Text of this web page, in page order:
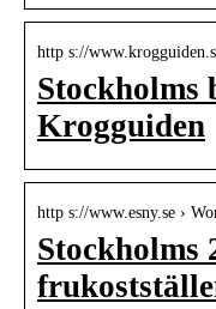
http s://
Stockholms
Krogguiden
http s://www.esny.se ›
Stockholms